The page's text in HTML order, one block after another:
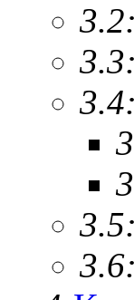
3.2:
3.3:
3.4:
3.5:
3.6: